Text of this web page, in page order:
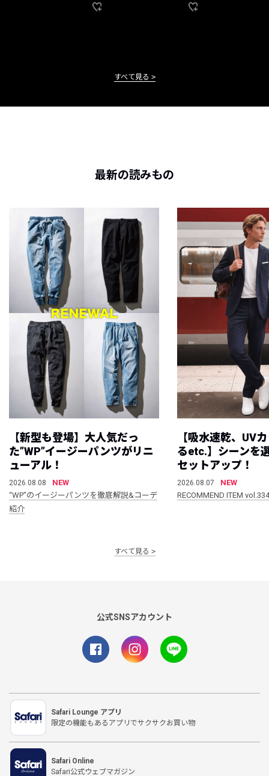
すべて見る
最新の読みもの
【新型も登場】大人気だっ
た”WP”イージーパンツがリニ
ューアル！
2026.08.08
NEW
“WP”のイージーパンツを徹底解説&コーデ
紹介
【吸水速乾、UV
るetc.】シーンを
セットアップ！
2026.08.07
NEW
RECOMMEND ITEM vol.334
すべて見る
公式SNSアカウント
Safari Lounge アプリ
限定の機能もあるアプリでサクサクお買い物
Safari Online
Safari公式ウェブマガジン